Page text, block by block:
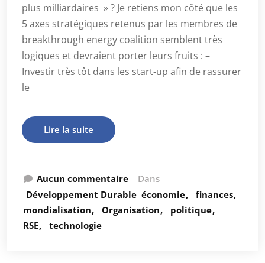
plus milliardaires » ? Je retiens mon côté que les
5 axes stratégiques retenus par les membres de
breakthrough energy coalition semblent très
logiques et devraient porter leurs fruits : –
Investir très tôt dans les start-up afin de rassurer
le
Lire la suite
Aucun commentaire
Dans
Développement Durable économie
finances
mondialisation
Organisation
politique
RSE
technologie